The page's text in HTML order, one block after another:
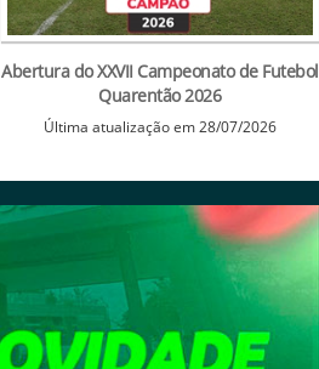
Abertura do XXVII Campeonato de Futebol
Quarentão 2026
Última atualização em 28/07/2026